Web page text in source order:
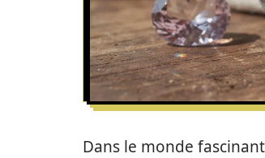
Dans le monde